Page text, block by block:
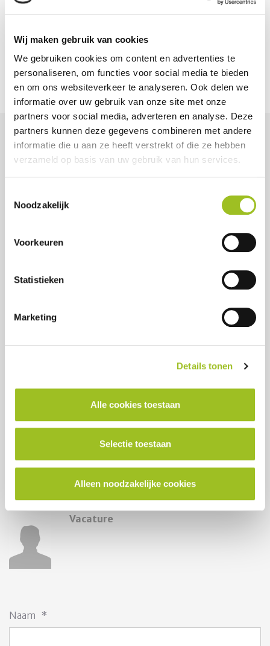
Wij maken gebruik van cookies
We gebruiken cookies om content en advertenties te
personaliseren, om functies voor social media te bieden
en om ons websiteverkeer te analyseren. Ook delen we
informatie over uw gebruik van onze site met onze
partners voor social media, adverteren en analyse. Deze
partners kunnen deze gegevens combineren met andere
informatie die u aan ze heeft verstrekt of die ze hebben
verzameld op basis van uw gebruik van hun services.
Noodzakelijk
Voorkeuren
Statistieken
Marketing
Details tonen
Alle cookies toestaan
Selectie toestaan
Alleen noodzakelijke cookies
verkleinen. Dan vind ik dat leraren daar hun steentje
Geïnteresseerd in stages in deze sector? Laat het ons
weten en we activeren in het netwerk Mobiele
Werktuigen.
secretariaat@www.platformmobiliteitentransport.nl
HEEFT U EEN VRAAG?
Neemt u dan direct contact
Leon
Regiovoorzitter Noord
telefoonnummer
Vacature
Naam *